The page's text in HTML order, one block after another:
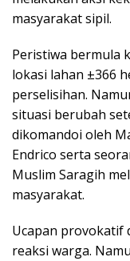
masyarakat sipil.
Peristiwa bermula
lokasi lahan ±366
perselisihan.
situasi berubah
dikomandoi oleh
Endrico serta
Muslim Saragih
masyarakat.
Ucapan provokatif
reaksi warga.